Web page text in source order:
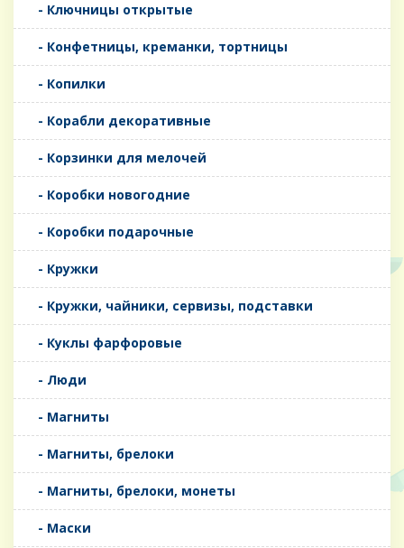
- Ключницы открытые
- Конфетницы, креманки, тортницы
- Копилки
- Корабли декоративные
- Корзинки для мелочей
- Коробки новогодние
- Коробки подарочные
- Кружки
- Кружки, чайники, сервизы, подставки
- Куклы фарфоровые
- Люди
- Магниты
- Магниты, брелоки
- Магниты, брелоки, монеты
- Маски